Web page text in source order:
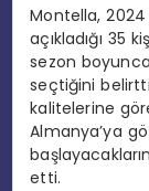
Montella,
açıkladığı 35
sezon
seçtiğini
kalitelerine
Almanya’ya
etti.